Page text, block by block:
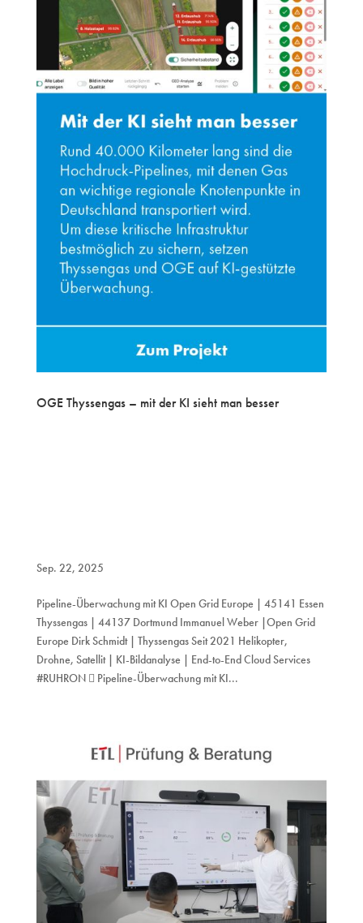
OGE Thyssengas – mit der KI sieht man besser
Sep. 22, 2025
Pipeline-Überwachung mit KI Open Grid Europe | 45141 Essen
Thyssengas | 44137 Dortmund Immanuel Weber |Open Grid
Europe Dirk Schmidt | Thyssengas Seit 2021 Helikopter,
Drohne, Satellit | KI-Bildanalyse | End-to-End Cloud Services
#RUHRON  Pipeline-Überwachung mit KI...